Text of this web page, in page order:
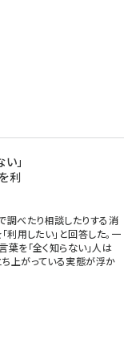
」
利
調べたり相談したりする消
用したい」と回答した。一
葉を「全く知らない」人は
上がっている実態が浮か